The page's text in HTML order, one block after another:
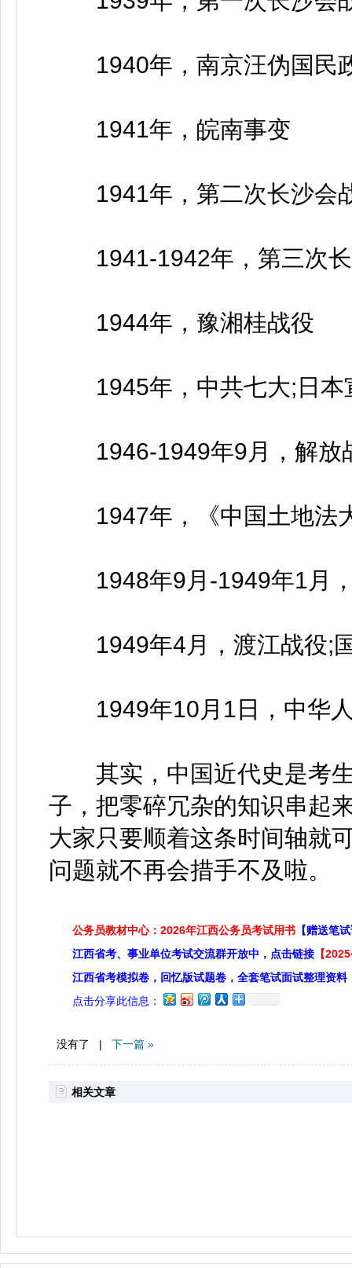
1940年，南京汪伪国民
1941年，皖南事变
1941年，第二次长沙会
1941-1942年，第三次长
1944年，豫湘桂战役
1945年，中共七大;日本
1946-1949年9月，解放
1947年，《中国土地法
1948年9月-1949年1月，
1949年4月，渡江战役;
1949年10月1日，中华人
其实，中国近代史是考生
子，把零碎冗杂的知识串起
大家只要顺着这条时间轴就
问题就不再会措手不及啦。
公务员教材中心：2026年江西公务员考试用书 【赠送笔
江西省考、事业单位考试交流群开放中，点击链接 【
江西省考模拟卷，回忆版试题卷，全套笔试面试整理资料
点击分享此信息：
没有了 | 下一篇 »
相关文章